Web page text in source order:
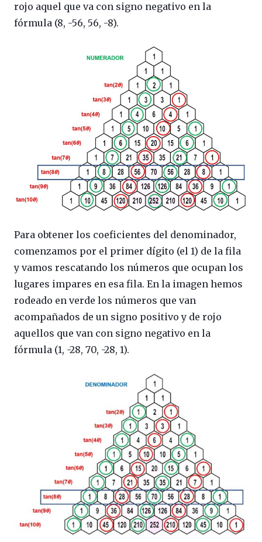
rojo aquel que va con signo negativo en la
fórmula (8, -56, 56, -8).
Para obtener los coeficientes del denominador,
comenzamos por el primer dígito (el 1) de la fila
y vamos rescatando los números que ocupan los
lugares impares en esa fila. En la imagen hemos
rodeado en verde los números que van
acompañados de un signo positivo y de rojo
aquellos que van con signo negativo en la
fórmula (1, -28, 70, -28, 1).